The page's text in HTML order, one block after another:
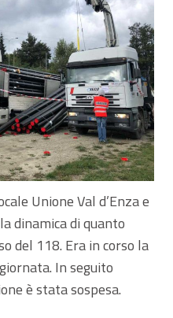
Unione Val d’Enza e
dinamica di quanto
del 118. Era in corso la
In seguito
è stata sospesa.